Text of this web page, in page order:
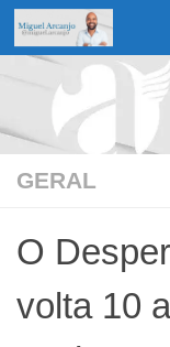
Skip to
GERAL
O
volta 10